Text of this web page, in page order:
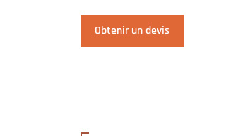
Obtenir un devis